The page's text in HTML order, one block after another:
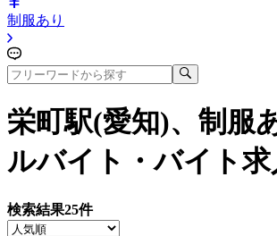
制服あり
栄町駅(愛知)、制服
ルバイト・バイト求
検索結果25件